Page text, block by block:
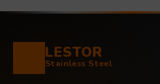
LESTOR
Stainless Steel